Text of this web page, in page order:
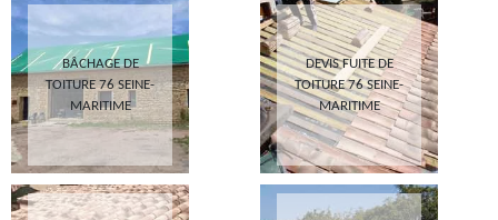
BÂCHAGE DE
TOITURE 76 SEINE-
MARITIME
DEVIS FUITE DE
TOITURE 76 SEINE-
MARITIME